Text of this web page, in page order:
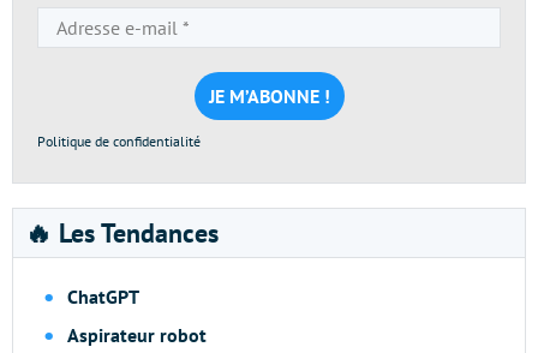
e-
mail
*
Politique de confidentialité
🔥 Les Tendances
ChatGPT
Aspirateur robot